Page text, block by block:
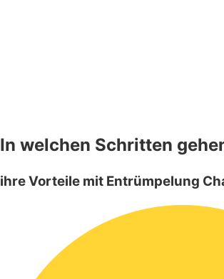
In welchen Schritten
ihre Vorteile mit Entrümpelung